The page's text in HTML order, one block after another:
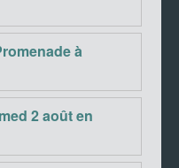
à
2 août en